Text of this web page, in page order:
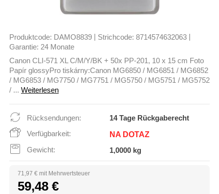
Produktcode: DAMO8839 Strichcode: 8714574632063
Garantie: 24 Monate
Canon CLI-571 XL C/M/Y/BK + 50x PP-201, 10 x 15 cm Foto
Papír glossyPro tiskárny:Canon MG6850 / MG6851 / MG6852
/ MG6853 / MG7750 / MG7751 / MG5750 / MG5751 / MG5752
/ ... Weiterlesen
Rücksendungen:
14 Tage Rückgaberecht
Verfügbarkeit:
NA DOTAZ
Gewicht: 1,0000 kg
71,97 € mit Mehrwertsteuer
59,48 €